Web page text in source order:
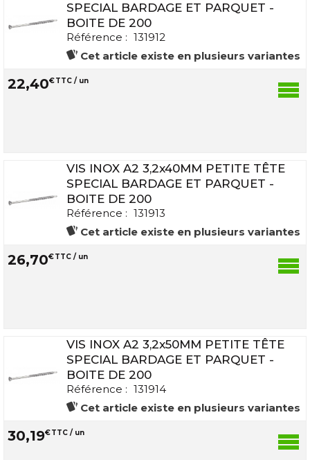
SPECIAL BARDAGE ET PARQUET -
BOITE DE 200
Référence : 131912
Cet article existe en plusieurs variantes
22,40€TTC / un
VIS INOX A2 3,2x40MM PETITE TÊTE
SPECIAL BARDAGE ET PARQUET -
BOITE DE 200
Référence : 131913
Cet article existe en plusieurs variantes
26,70€TTC / un
VIS INOX A2 3,2x50MM PETITE TÊTE
SPECIAL BARDAGE ET PARQUET -
BOITE DE 200
Référence : 131914
Cet article existe en plusieurs variantes
30,19€TTC / un